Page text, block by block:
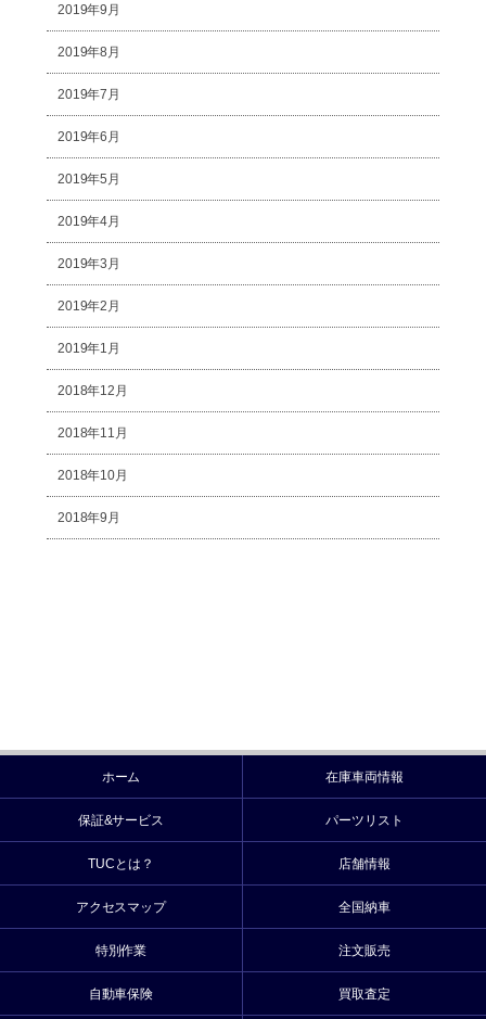
2019年9月
2019年8月
2019年7月
2019年6月
2019年5月
2019年4月
2019年3月
2019年2月
2019年1月
2018年12月
2018年11月
2018年10月
2018年9月
ホーム 在庫車両情報
保証&サービス パーツリスト
TUCとは？ 店舗情報
アクセスマップ 全国納車
特別作業 注文販売
自動車保険 買取査定